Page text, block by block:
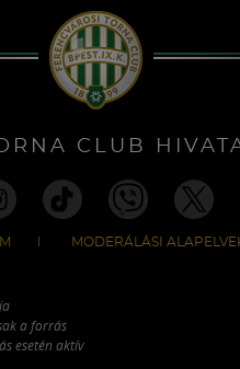
CLUB
MODERÁLÁSI
a forrás
esetén aktív